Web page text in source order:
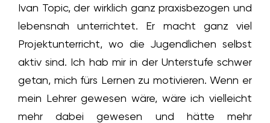
Ivan Topic, der wirklich ganz praxisbezogen und
lebensnah unterrichtet. Er macht ganz viel
Projektunterricht, wo die Jugendlichen selbst
aktiv sind. Ich hab mir in der Unterstufe schwer
getan, mich fürs Lernen zu motivieren. Wenn er
mein Lehrer gewesen wäre, wäre ich vielleicht
mehr dabei gewesen und hätte mehr